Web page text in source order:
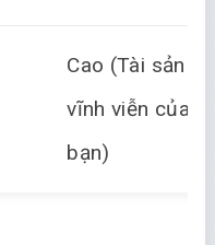
Cao (Tài sản
vĩnh viễn của
bạn)